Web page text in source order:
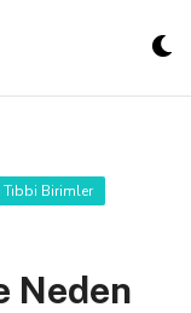
Tıbbi Birimler
Neden